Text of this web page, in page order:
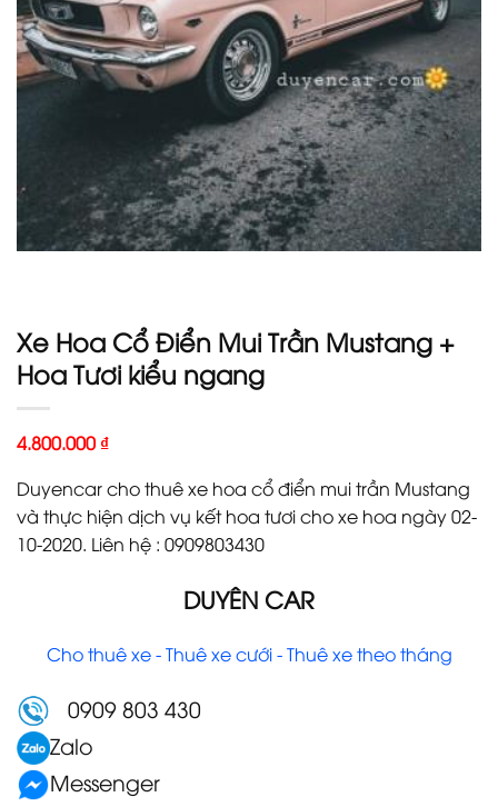
Xe Hoa Cổ Điển Mui Trần Mustang +
Hoa Tươi kiểu ngang
4.800.000 ₫
Duyencar cho thuê xe hoa cổ điển mui trần Mustang
và thực hiện dịch vụ kết hoa tươi cho xe hoa ngày 02-
10-2020. Liên hệ : 0909803430
DUYÊN CAR
Cho thuê xe - Thuê xe cưới - Thuê xe theo tháng
0909 803 430
Zalo
Messenger